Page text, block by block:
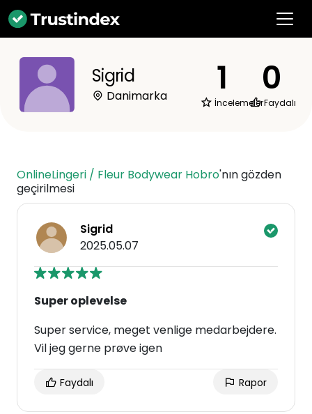
Sigrid
Danimarka 1
İncelemeler
0
Faydalı
OnlineLingeri / Fleur Bodywear Hobro'nın gözden
geçirilmesi
Sigrid
2025.05.07
Super oplevelse
Super service, meget venlige medarbejdere.
Vil jeg gerne prøve igen
Faydalı Rapor